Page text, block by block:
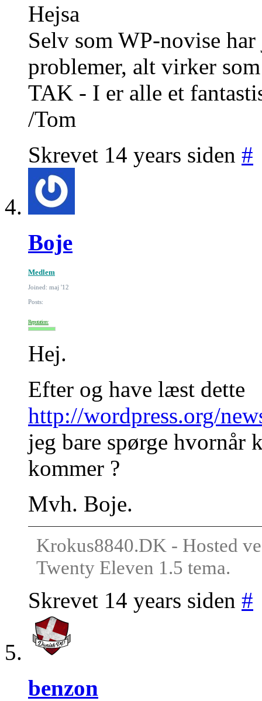
Hejsa
Selv som WP-novise
problemer, alt virker
TAK - I er alle et
/Tom
Skrevet 14 years siden #
Boje
Medlem
Joined: maj '12
Posts:
Reputation:
Hej.
Efter og have læst dette
http://wordpress.org/
jeg bare spørge hvornår
kommer ?
Mvh. Boje.
Krokus8840.DK - Hosted
Twenty Eleven 1.5 tema.
Skrevet 14 years siden #
benzon